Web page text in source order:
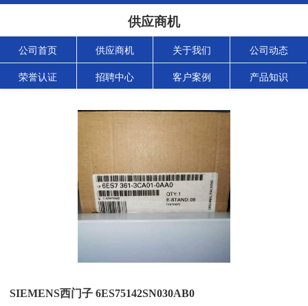
供应商机
公司首页 供应商机 关于我们 公司动态
荣誉认证 招聘中心 客户案例 产品知识
SIEMENS西门子 6ES75142SN030AB0